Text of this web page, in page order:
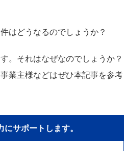
はどうなるのでしょうか？
。それはなぜなのでしょうか？
業主様などはぜひ本記事を参考
サポートします。